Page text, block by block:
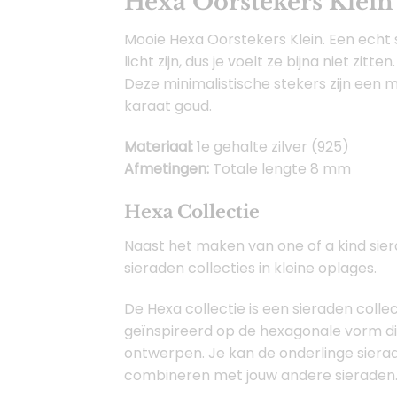
Mooie Hexa Oorstekers Klein. Een
licht zijn, dus je voelt ze bijna niet zitten.
Deze minimalistische stekers zijn een
karaat goud.
Materiaal:1e gehalte zilver (925)
Afmetingen: Totale lengte 8 mm
Hexa Collectie
Naast het maken van one of a kind
sieraden collecties in kleine oplages.
De Hexa collectie is een sieraden
geïnspireerd op de hexagonale vorm
ontwerpen. Je kan de onderlinge
combineren met jouw andere sieraden.